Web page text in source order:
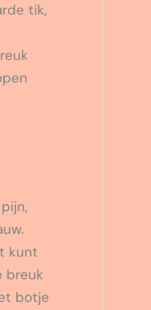
tik,
kunt
breuk
botje